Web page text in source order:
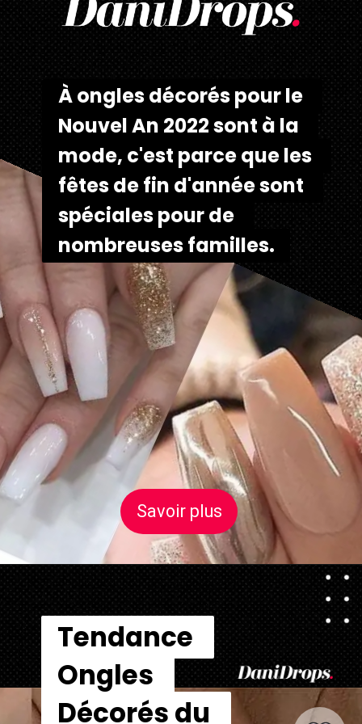
À ongles décorés pour le
Nouvel An 2022 sont à la
mode, c'est parce que les
fêtes de fin d'année sont
spéciales pour de
nombreuses familles.
À ongles décorés pour le
Nouvel An 2022 sont à la
mode, c'est parce que les
fêtes de fin d'année sont
spéciales pour de
nombreuses familles.
Savoir plus
Savoir plus
Tendance
Ongles
Décorés du
Tendance
Ongles
Décorés du